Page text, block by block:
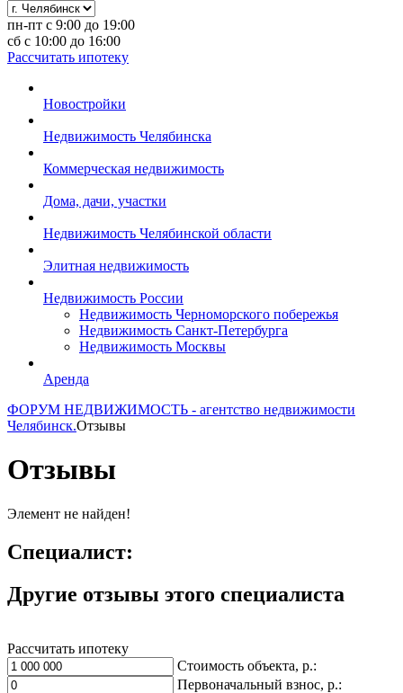
пн-пт с 9:00 до 19:00
сб с 10:00 до 16:00
Рассчитать ипотеку
Новостройки
Недвижимость Челябинска
Коммерческая недвижимость
Дома, дачи, участки
Недвижимость Челябинской области
Элитная недвижимость
Недвижимость России
Недвижимость Черноморского побережья
Недвижимость Санкт-Петербурга
Недвижимость Москвы
Аренда
ФОРУМ НЕДВИЖИМОСТЬ - агентство недвижимости
Челябинск.Отзывы
Отзывы
Элемент не найден!
Специалист:
Другие отзывы этого специалиста
Рассчитать ипотеку
Стоимость объекта, р.:
Первоначальный взнос, р.: